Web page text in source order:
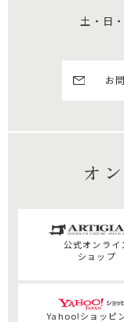
土・日
お
オ
公式オンライ
ショップ
Yahoo!ショッピ